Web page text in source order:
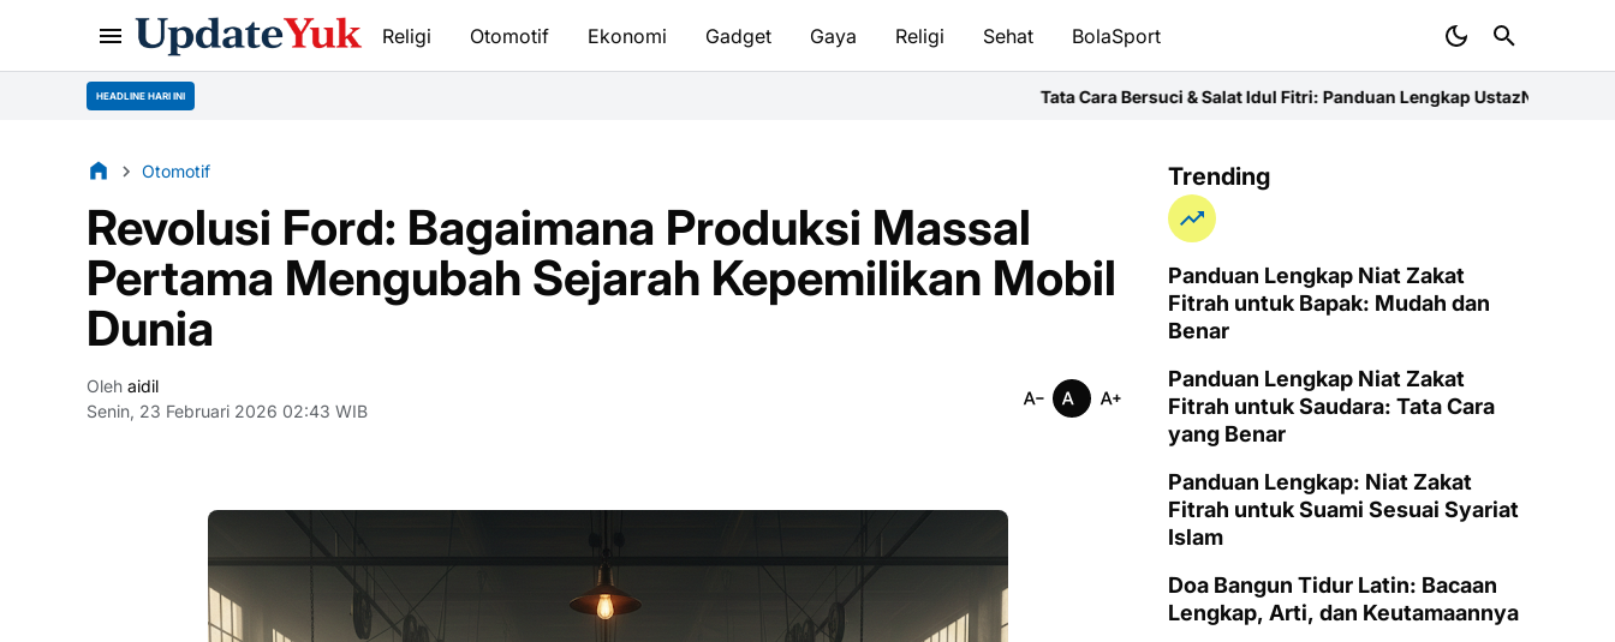
Religi Otomotif Ekonomi Gadget Gaya Religi Sehat BolaSport
HEADLINE HARI INI Tata Cara Bersuci & Salat Idul Fitri: Panduan Lengkap UstazNiat Zakat Fitrah untuk Ibu:
Otomotif
Revolusi Ford: Bagaimana Produksi Massal
Pertama Mengubah Sejarah Kepemilikan Mobil
Dunia
Oleh aidil
Senin, 23 Februari 2026 02:43 WIB
Trending
Panduan Lengkap Niat Zakat
Fitrah untuk Bapak: Mudah dan
Benar
Panduan Lengkap Niat Zakat
Fitrah untuk Saudara: Tata Cara
yang Benar
Panduan Lengkap: Niat Zakat
Fitrah untuk Suami Sesuai Syariat
Islam
Doa Bangun Tidur Latin: Bacaan
Lengkap, Arti, dan Keutamaannya